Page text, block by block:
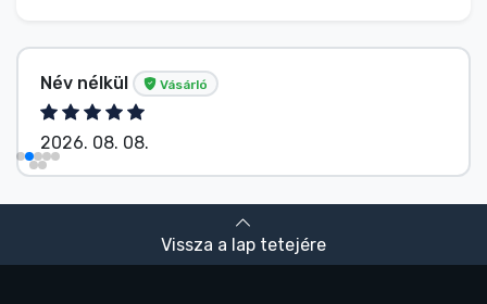
Név nélkül Vásárló
2026. 08. 08.
Vissza a lap tetejére